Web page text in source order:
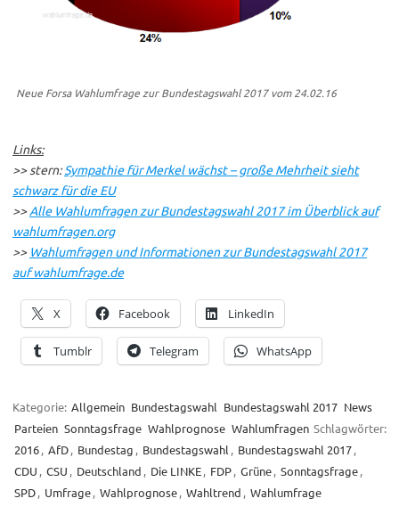
Neue Forsa Wahlumfrage zur Bundestagswahl 2017 vom 24.02.16
Links:
>> stern:Sympathie für Merkel wächst – große Mehrheit sieht
schwarz für die EU
>>Alle Wahlumfragen zur Bundestagswahl 2017 im Überblick auf
wahlumfragen.org
>> Wahlumfragen und Informationen zur Bundestagswahl 2017
auf wahlumfrage.de
X Facebook LinkedIn
Tumblr Telegram WhatsApp
Kategorie: Allgemein Bundestagswahl Bundestagswahl 2017 News
Parteien Sonntagsfrage Wahlprognose Wahlumfragen Schlagwörter:
2016, AfD, Bundestag , Bundestagswahl , Bundestagswahl 2017,
CDU , CSU , Deutschland , Die LINKE, FDP, Grüne, Sonntagsfrage,
SPD, Umfrage, Wahlprognose, Wahltrend , Wahlumfrage